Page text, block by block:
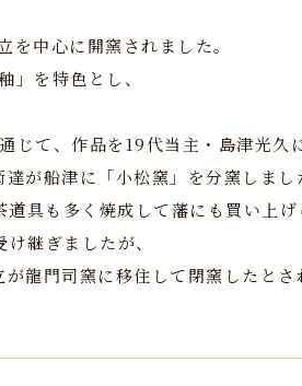
中心に開窯されました。
」を特色とし、
て、作品を19代当主・島津光久
が船津に「小松窯」を分窯しまし
具も多く焼成して藩にも買い上げ
継ぎましたが、
龍門司窯に移住して閉窯したとさ